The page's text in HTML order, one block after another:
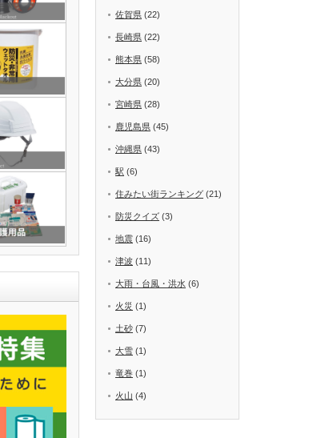
佐賀県 (22)
長崎県 (22)
熊本県 (58)
大分県 (20)
宮崎県 (28)
鹿児島県 (45)
沖縄県 (43)
駅 (6)
住みたい街ランキング (21)
防災クイズ (3)
地震 (16)
津波 (11)
大雨・台風・洪水 (6)
火災 (1)
土砂 (7)
大雪 (1)
竜巻 (1)
火山 (4)